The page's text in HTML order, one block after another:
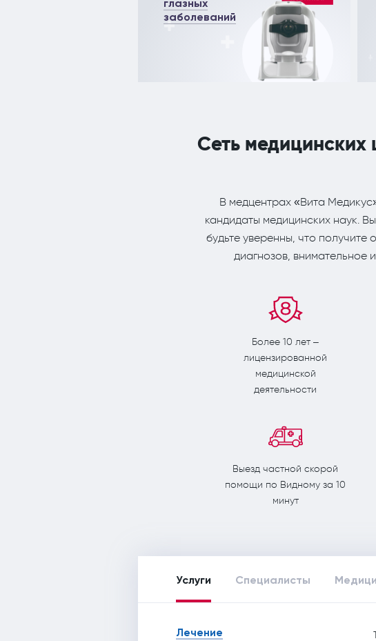
глазных
заболеваний
Сеть медицинских
В медцентрах «Вита
кандидаты медицинских наук.
будьте уверенны, что
диагнозов, внимательное
Более 10 лет –
лицензированной
медицинской
деятельности
Выезд частной скорой
помощи по Видному за 10
минут
Услуги Специалисты
Лечение